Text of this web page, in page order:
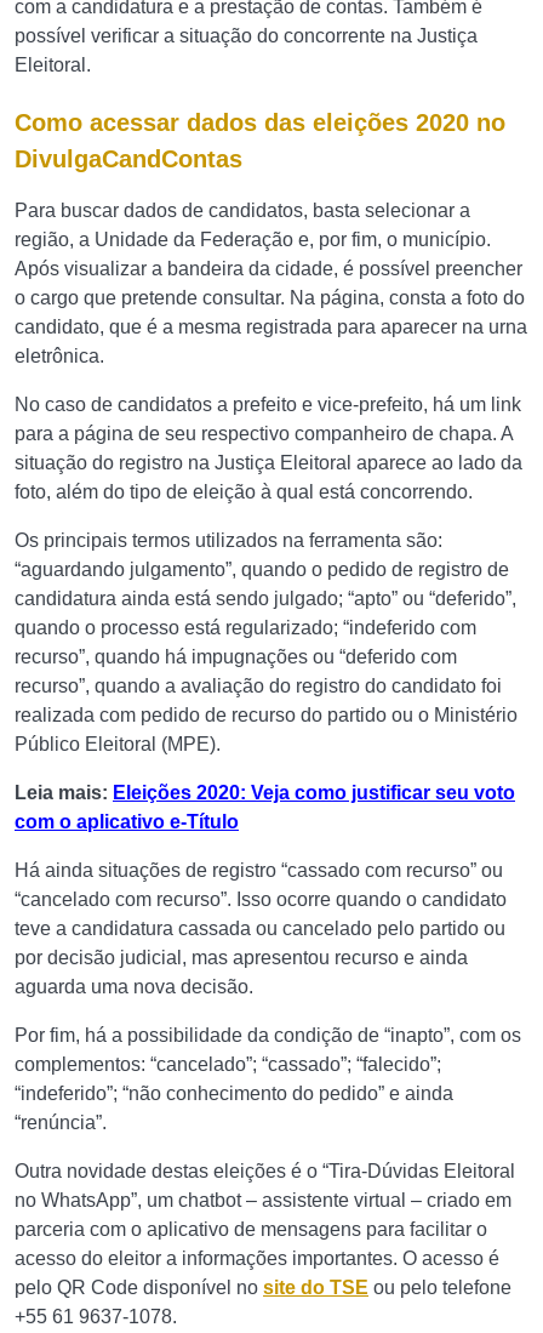
com a candidatura e a prestação de contas. Também é
possível verificar a situação do concorrente na Justiça
Eleitoral.
Como acessar dados das eleições 2020 no
DivulgaCandContas
Para buscar dados de candidatos, basta selecionar a
região, a Unidade da Federação e, por fim, o município.
Após visualizar a bandeira da cidade, é possível preencher
o cargo que pretende consultar. Na página, consta a foto do
candidato, que é a mesma registrada para aparecer na urna
eletrônica.
No caso de candidatos a prefeito e vice-prefeito, há um link
para a página de seu respectivo companheiro de chapa. A
situação do registro na Justiça Eleitoral aparece ao lado da
foto, além do tipo de eleição à qual está concorrendo.
Os principais termos utilizados na ferramenta são:
“aguardando julgamento”, quando o pedido de registro de
candidatura ainda está sendo julgado; “apto” ou “deferido”,
quando o processo está regularizado; “indeferido com
recurso”, quando há impugnações ou “deferido com
recurso”, quando a avaliação do registro do candidato foi
realizada com pedido de recurso do partido ou o Ministério
Público Eleitoral (MPE).
Leia mais: Eleições 2020: Veja como justificar seu voto
com o aplicativo e-Título
Há ainda situações de registro “cassado com recurso” ou
“cancelado com recurso”. Isso ocorre quando o candidato
teve a candidatura cassada ou cancelado pelo partido ou
por decisão judicial, mas apresentou recurso e ainda
aguarda uma nova decisão.
Por fim, há a possibilidade da condição de “inapto”, com os
complementos: “cancelado”; “cassado”; “falecido”;
“indeferido”; “não conhecimento do pedido” e ainda
“renúncia”.
Outra novidade destas eleições é o “Tira-Dúvidas Eleitoral
no WhatsApp”, um chatbot – assistente virtual – criado em
parceria com o aplicativo de mensagens para facilitar o
acesso do eleitor a informações importantes. O acesso é
pelo QR Code disponível no site do TSE ou pelo telefone
+55 61 9637-1078.